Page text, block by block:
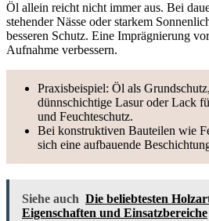
Öl allein reicht nicht immer aus. Bei
stehender Nässe oder starkem
besseren Schutz. Eine Imprägnierung
Aufnahme verbessern.
Praxisbeispiel: Öl als
dünnschichtige Lasur oder Lack
und Feuchteschutz.
Bei konstruktiven Bauteilen wie
sich eine aufbauende
Siehe auch Die beliebtesten
Eigenschaften und Einsatzbereiche